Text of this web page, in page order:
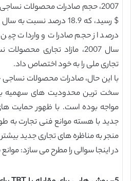
درصد از حجم صادرات و واردات
تجاری ملی را به خود اختصاص داد.
با این حال، صادرات محصولات
سخت ترین محدودیت های سهمیه
مواجه بوده است. با ظهور حمایت
جدید با هسته موانع فنی تجارت به
منجر به مناظره های تجاری جدید
در اینجا سوالی را مطرح می سازد: